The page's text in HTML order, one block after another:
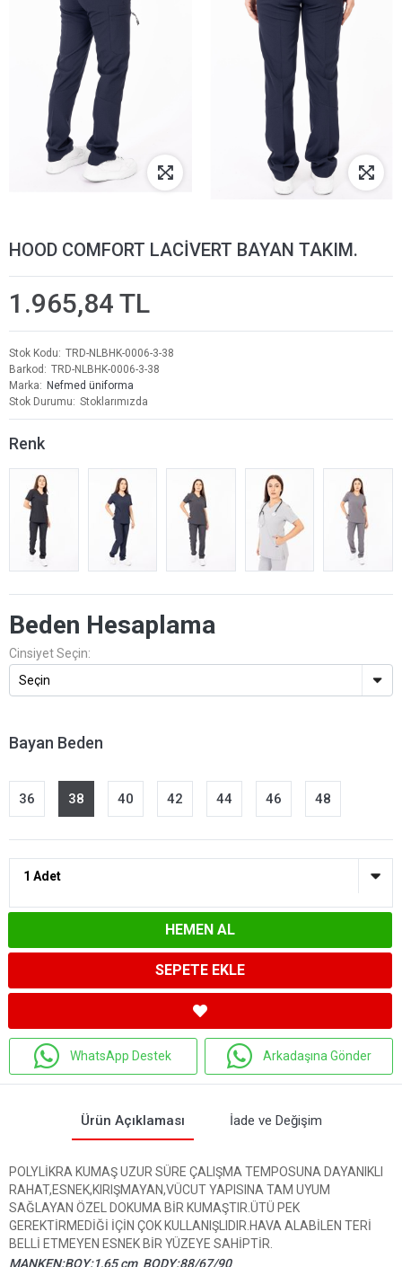
HOOD COMFORT LACİVERT BAYAN TAKIM.
1.965,84 TL
Stok Kodu
TRD-NLBHK-0006-3-38
Barkod
TRD-NLBHK-0006-3-38
Marka
Nefmed üniforma
Stok Durumu
Stoklarımızda
Renk
Beden Hesaplama
Cinsiyet Seçin:
Bayan Beden
36 38 40 42 44 46 48
HEMEN AL
SEPETE EKLE
WhatsApp Destek Arkadaşına Gönder
Ürün Açıklaması İade ve Değişim
POLYLİKRA KUMAŞ UZUR SÜRE ÇALIŞMA TEMPOSUNA DAYANIKLI
RAHAT,ESNEK,KIRIŞMAYAN,VÜCUT YAPISINA TAM UYUM
SAĞLAYAN ÖZEL DOKUMA BİR KUMAŞTIR.ÜTÜ PEK
GEREKTİRMEDİĞİ İÇİN ÇOK KULLANIŞLIDIR.HAVA ALABİLEN TERİ
BELLİ ETMEYEN ESNEK BİR YÜZEYE SAHİPTİR.
MANKEN:BOY:1,65 cm BODY:88/67/90